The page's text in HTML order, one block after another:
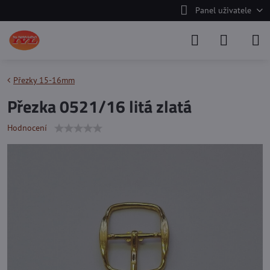
Panel uživatele
Přezky 15-16mm
Přezka 0521/16 litá zlatá
Hodnocení